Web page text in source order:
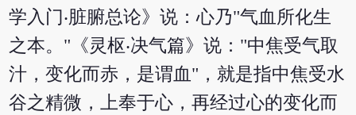
学入门‧脏腑总论》说：心乃"气血所化生
之本。"《灵枢‧决气篇》说："中焦受气取
汁，变化而赤，是谓血"，就是指中焦受水
谷之精微，上奉于心，再经过心的变化而